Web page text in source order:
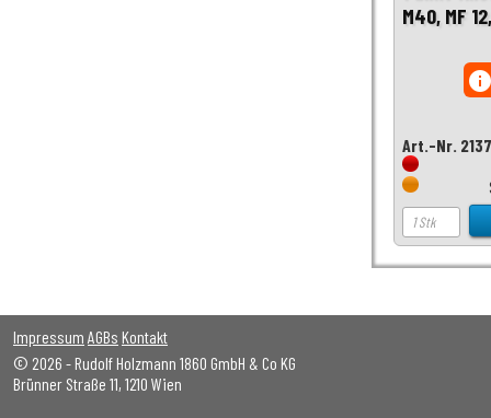
M40, MF
Art.-Nr.
Impressum AGBs Kontakt
© 2026 - Rudolf Holzmann 1860 GmbH & Co KG
Brünner Straße 11, 1210 Wien